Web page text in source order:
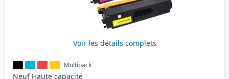
Voir les détails complets
Multipack
Neuf Haute capacité